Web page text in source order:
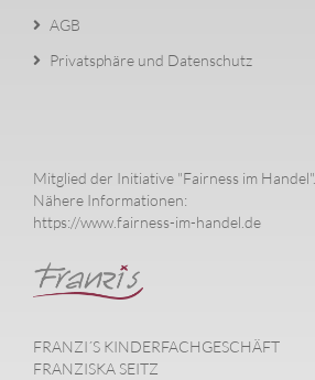
AGB
Privatsphäre und Datenschutz
Mitglied der Initiative "Fairness im Handel".
Nähere Informationen:
https://www.fairness-im-handel.de
FRANZI´S KINDERFACHGESCHÄFT
FRANZISKA SEITZ